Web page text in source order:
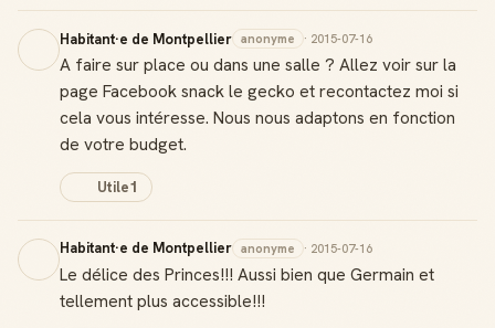
Habitant·e de Montpellier anonyme · 2015-07-16
A faire sur place ou dans une salle ? Allez voir sur la
page Facebook snack le gecko et recontactez moi si
cela vous intéresse. Nous nous adaptons en fonction
de votre budget.
Utile1
Habitant·e de Montpellier anonyme · 2015-07-16
Le délice des Princes!!! Aussi bien que Germain et
tellement plus accessible!!!